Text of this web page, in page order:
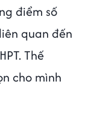
điểm số
quan đến
Thế
cho mình